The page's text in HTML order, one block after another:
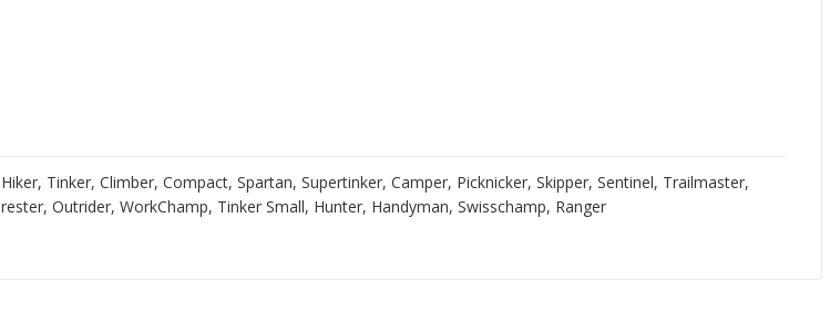
Tinker, Climber, Compact, Spartan, Supertinker, Camper, Picknicker, Skipper, Sentinel, Trailmaster,
Outrider, WorkChamp, Tinker Small, Hunter, Handyman, Swisschamp, Ranger